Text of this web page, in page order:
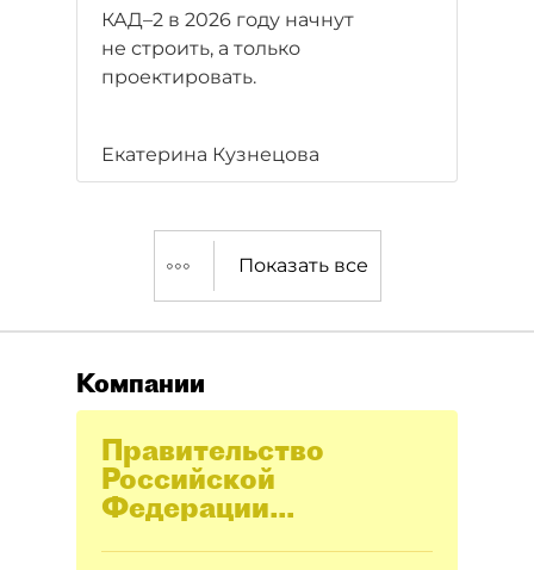
КАД–2 в 2026 году начнут
не строить, а только
проектировать.
Екатерина Кузнецова
Показать все
Компании
Правительство
Российской
Федерации